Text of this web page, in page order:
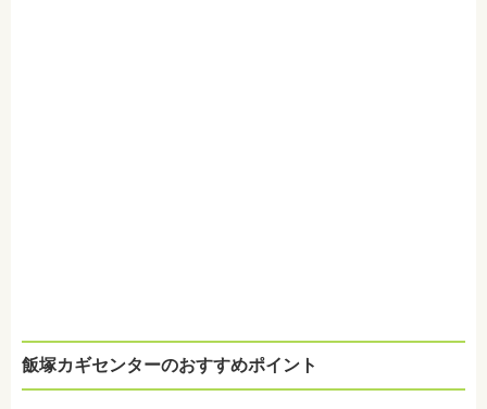
飯塚カギセンターのおすすめポイント